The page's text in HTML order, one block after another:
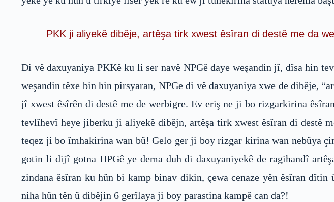
PKK ji aliyekê dibêje, artêşa tirk xwest êsîran di destê me da
Di vê daxuyaniya PKKê ku li ser navê NPGê daye weşandin jî, dîsa hin
weşandin têxe bin hin pirsyaran, NPGe di vê daxuyaniya xwe de dibêje,
jî xwest êsîrên di destê me de werbigre. Ev eriş ne ji bo rizgarkirina
tevlîhevî heye jiberku ji aliyekê dibêjn, artêşa tirk xwest êsîran di destê
teqez ji bo îmhakirina wan bû! Gelo ger ji boy rizgar kirina wan nebûya
gotin li dijî gotna HPGê ye dema duh di daxuyaniyekê de ragihandî
zindana êsîran ku hûn bi kamp binav dikin, çewa cenaze yên êsîran
niha hûn tên û dibêjin 6 gerîlaya ji boy parastina kampê can da?!